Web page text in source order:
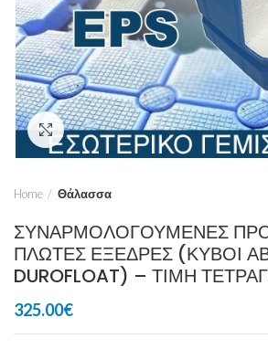
Click to enlarge
Home Θάλασσα
ΣΥΝΑΡΜΟΛΟΓΟΥΜΕΝΕΣ
ΠΛΩΤΕΣ ΕΞΕΔΡΕΣ (ΚΥΒΟΙ
DUROFLOAT) – ΤΙΜΗ
325.00€